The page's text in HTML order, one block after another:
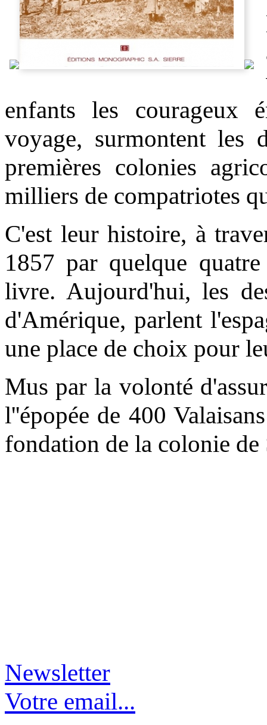
enfants les courageux
voyage, surmontent les
premières colonies
milliers de compatriotes
C'est leur histoire, à
1857 par quelque
livre. Aujourd'hui, les
d'Amérique, parlent
une place de choix pour
Mus par la volonté
l''épopée de 400
fondation de la colonie de
Newsletter
Votre email...